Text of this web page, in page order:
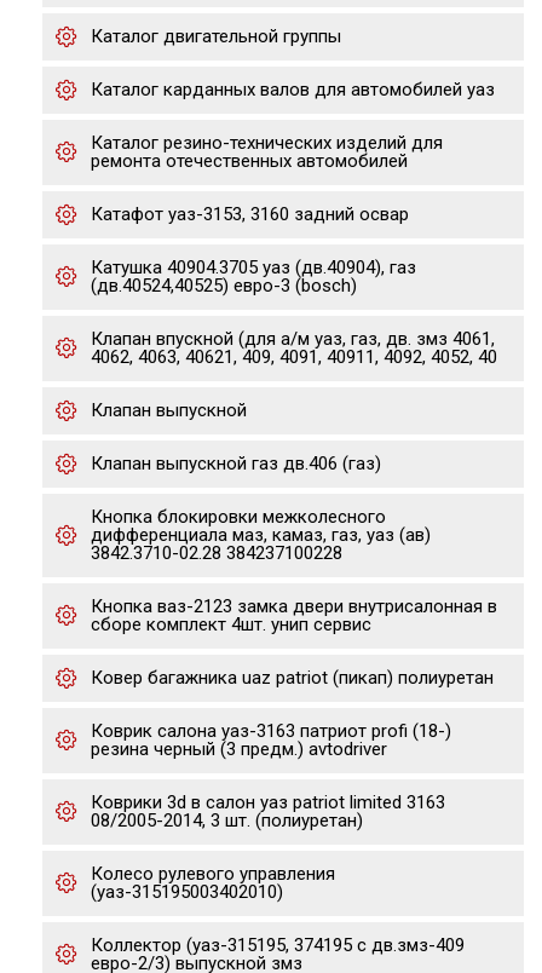
Каталог двигательной группы
Каталог карданных валов для автомобилей уаз
Каталог резино-технических изделий для
ремонта отечественных автомобилей
Катафот уаз-3153, 3160 задний освар
Катушка 40904.3705 уаз (дв.40904), газ
(дв.40524,40525) евро-3 (bosch)
Клапан впускной (для а/м уаз, газ, дв. змз 4061,
4062, 4063, 40621, 409, 4091, 40911, 4092, 4052, 40
Клапан выпускной
Клапан выпускной газ дв.406 (газ)
Кнопка блокировки межколесного
дифференциала маз, камаз, газ, уаз (ав)
3842.3710-02.28 384237100228
Кнопка ваз-2123 замка двери внутрисалонная в
сборе комплект 4шт. унип сервис
Ковер багажника uaz patriot (пикап) полиуретан
Коврик салона уаз-3163 патриот profi (18-)
резина черный (3 предм.) avtodriver
Коврики 3d в салон уаз patriot limited 3163
08/2005-2014, 3 шт. (полиуретан)
Колесо рулевого управления
(уаз-315195003402010)
Коллектор (уаз-315195, 374195 с дв.змз-409
евро-2/3) выпускной змз